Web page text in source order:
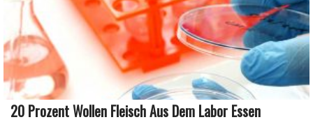
20 Prozent Wollen Fleisch Aus Dem Labor Essen